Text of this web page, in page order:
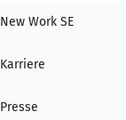
New Work SE
Karriere
Presse